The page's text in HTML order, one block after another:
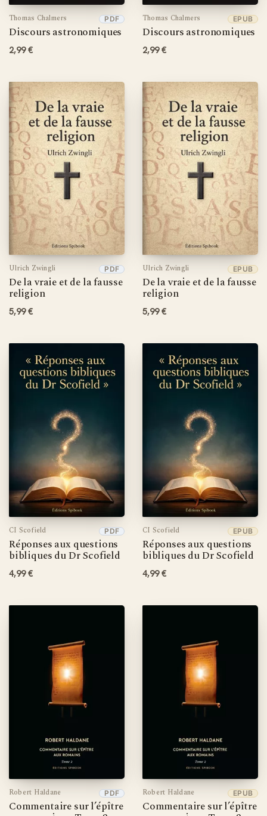
Thomas Chalmers
Discours astronomiques
PDF
2,99 €
Thomas Chalmers
Discours astronomiques
EPUB
2,99 €
Ulrich Zwingli
De la vraie et de la fausse
religion
PDF
5,99 €
Ulrich Zwingli
De la vraie et de la fausse
religion
EPUB
5,99 €
CI Scofield
Réponses aux questions
bibliques du Dr Scofield
PDF
4,99 €
CI Scofield
Réponses aux questions
bibliques du Dr Scofield
EPUB
4,99 €
Robert Haldane
Commentaire sur l’épître
PDF Robert Haldane
Commentaire sur l’épître
EPUB